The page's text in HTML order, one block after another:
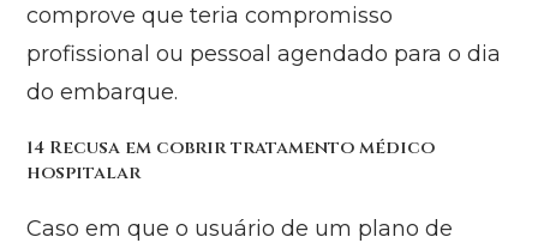
comprove que teria compromisso
profissional ou pessoal agendado para o dia
do embarque.
14 Recusa em cobrir tratamento médico
hospitalar
Caso em que o usuário de um plano de